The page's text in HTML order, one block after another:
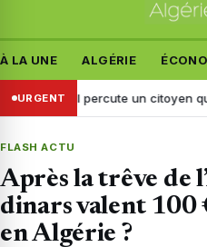
À LA UNE ALGÉRIE
URGENT
: il percute un citoyen qui filmait
FLASH ACTU
Après la trêve de
dinars valent 100
en Algérie ?